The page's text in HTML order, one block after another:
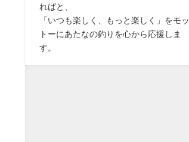
ればと、
「いつも楽しく、もっと楽しく」をモッ
トーにあたなの釣りを心から応援しま
す。